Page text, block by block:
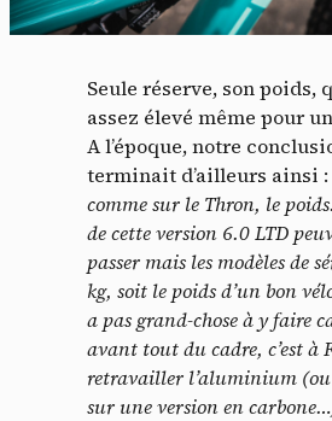
Seule réserve, son poids,
assez élevé même pour
A l’époque, notre
terminait d’ailleurs ainsi :
comme sur le Thron, le
de cette version 6.0 LTD
passer mais les modèles de
kg, soit le poids d’un bon
a pas grand-chose à y faire
avant tout du cadre, c’est à
retravailler l’aluminium
sur une version en